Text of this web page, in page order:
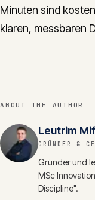
Minuten sind
klaren, messbaren
ABOUT THE AUTHOR
Leutrim
GRÜNDER &
Gründer und
MSc
Discipline".